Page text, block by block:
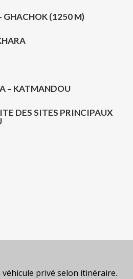
GHACHOK (1250 M)
– KATMANDOU
DES SITES PRINCIPAUX
privé selon itinéraire.